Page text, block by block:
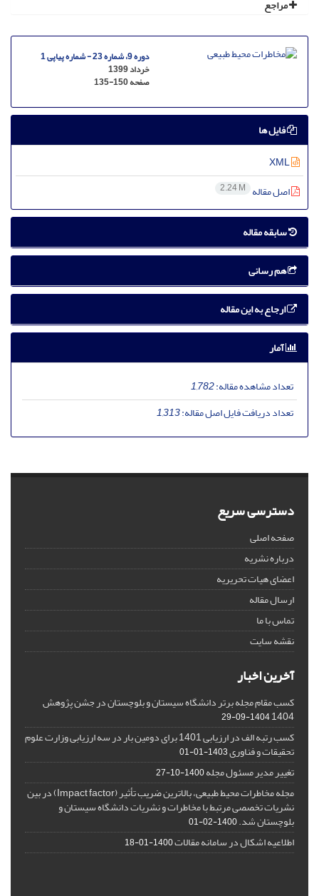
مراجع
دوره 9، شماره 23 - شماره پیاپی 1
خرداد 1399
صفحه135-150
فایل ها
اصل مقاله 2.24 M
سابقه مقاله
هم رسانی
ارجاع به این مقاله
آمار
تعداد مشاهده مقاله:1,782
تعداد دریافت فایل اصل مقاله:1,313
دسترسی سریع
صفحه اصلی
درباره نشریه
اعضای هیات تحریریه
ارسال مقاله
تماس با ما
نقشه سایت
آخرین اخبار
کسب مقام مجله برتر دانشگاه سیستان و بلوچستان در جشن پژوهش
1404
1404-09-29
کسب رتبه الف در ارزیابی 1401 برای دومین بار در سه ارزیابی وزارت علوم
تحقیقات و فناوری1403-01-01
تغییر مدیر مسئول مجله1400-10-27
مجله مخاطرات محیط طبیعی، بالاترین ضریب تأثیر (Impact factor) در بین
نشریات تخصصی مرتبط با مخاطرات و نشریات دانشگاه سیستان و
بلوچستان شد.1400-02-01
اطلاعیه اشکال در سامانه مقالات1400-01-18